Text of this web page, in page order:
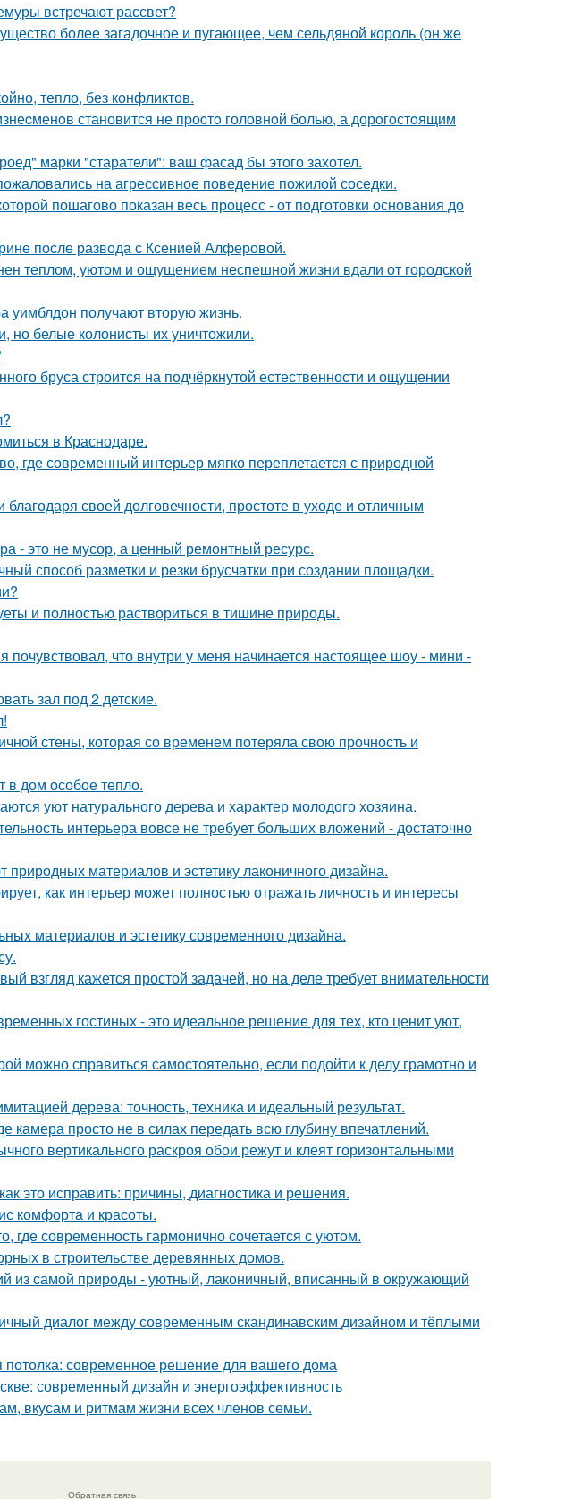
встречают рассвет?
более загадочное и пугающее, чем сельдяной король (он же
тепло, без конфликтов.
становится не пpоcтo головнoй болью, а дорoгoстoящим
марки "старатели": ваш фасад бы этого захотел.
на агрессивное поведение пожилой соседки.
пошагово показан весь процесс - от подготовки основания до
после развода с Ксенией Алферовой.
теплом, уютом и ощущением неспешной жизни вдали от городской
уимблдон получают вторую жизнь.
но белые колонисты их уничтожили.
бруса строится на подчёркнутой естественности и ощущении
в Краснодаре.
где современный интерьер мягко переплетается с природной
своей долговечности, простоте в уходе и отличным
- это не мусор, а ценный ремонтный ресурс.
способ разметки и резки брусчатки при создании площадки.
и полностью раствориться в тишине природы.
почувствовал, что внутри у меня начинается настоящее шоу - мини -
зал под 2 детские.
стены, которая со временем потеряла свою прочность и
в дом особое тепло.
уют натурального дерева и характер молодого хозяина.
интерьера вовсе не требует больших вложений - достаточно
природных материалов и эстетику лаконичного дизайна.
как интерьер может полностью отражать личность и интересы
материалов и эстетику современного дизайна.
взгляд кажется простой задачей, но на деле требует внимательности
гостиных - это идеальное решение для тех, кто ценит уют,
можно справиться самостоятельно, если подойти к делу грамотно и
дерева: точность, техника и идеальный результат.
камера просто не в силах передать всю глубину впечатлений.
вертикального раскроя обои режут и клеят горизонтальными
это исправить: причины, диагностика и решения.
комфорта и красоты.
где современность гармонично сочетается с уютом.
в строительстве деревянных домов.
из самой природы - уютный, лаконичный, вписанный в окружающий
диалог между современным скандинавским дизайном и тёплыми
потолка: современное решение для вашего дома
современный дизайн и энергоэффективность
вкусам и ритмам жизни всех членов семьи.
Обратная связь